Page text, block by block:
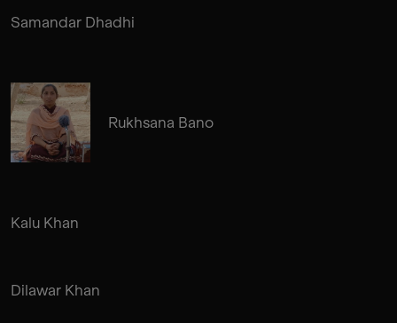
Samandar Dhadhi
Rukhsana Bano
Kalu Khan
Dilawar Khan